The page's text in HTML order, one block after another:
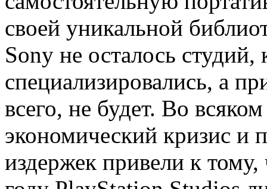
своей уникальной
Sony не осталось
специализировались, а
всего, не будет. Во
экономический кризис и
издержек привели к